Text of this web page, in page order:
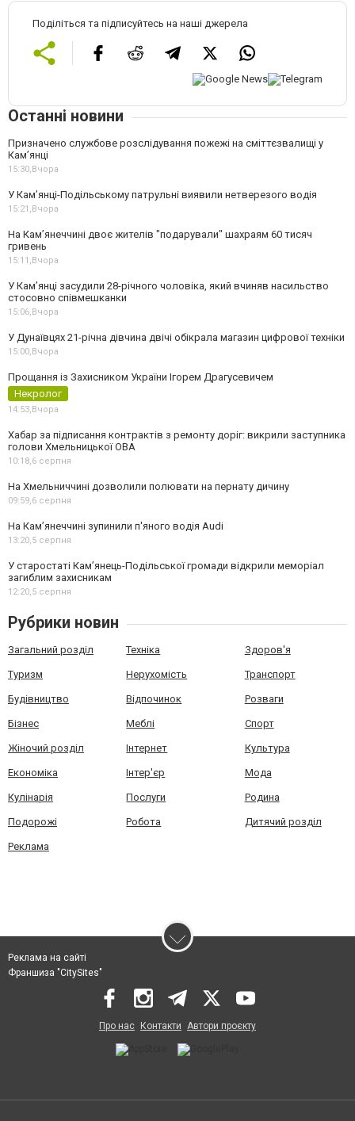
Поділіться та підписуйтесь на наші джерела
Останні новини
Призначено службове розслідування пожежі на сміттєзвалищі у
Кам’янці
15:30, Вчора
У Кам’янці-Подільському патрульні виявили нетверезого водія
15:21, Вчора
На Камʼянеччині двоє жителів "подарували" шахраям 60 тисяч
гривень
15:11, Вчора
У Камʼянці засудили 28-річного чоловіка, який вчиняв насильство
стосовно співмешканки
15:06, Вчора
У Дунаївцях 21-річна дівчина двічі обікрала магазин цифрової техніки
15:00, Вчора
Прощання із Захисником України Ігорем Драгусевичем
Некролог
14:53, Вчора
Хабар за підписання контрактів з ремонту доріг: викрили заступника
голови Хмельницької ОВА
10:18,6 серпня
На Хмельниччині дозволили полювати на пернату дичину
09:59,6 серпня
На Камʼянеччині зупинили п'яного водія Audi
13:20,5 серпня
У старостаті Кам’янець-Подільської громади відкрили меморіал
загиблим захисникам
12:20,5 серпня
Рубрики новин
Загальний розділ Техніка Здоров'я
Туризм Нерухомість Транспорт
Будівництво Відпочинок Розваги
Бізнес Меблі Спорт
Жіночий розділ Інтернет Культура
Економіка Інтер'єр Мода
Кулінарія Послуги Родина
Подорожі Робота Дитячий розділ
Реклама
Реклама на сайті
Франшиза "CitySites"
Про нас Контакти Автори проєкту